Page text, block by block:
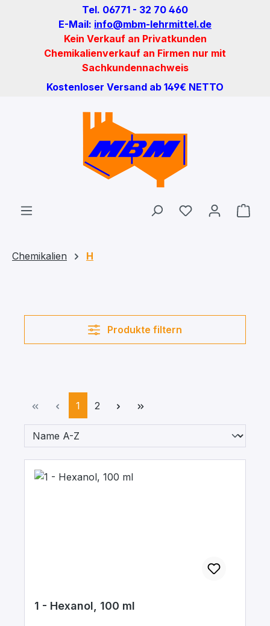
Zum Hauptinhalt springenTel. 06771 - 32 70 460
E-Mail: info@mbm-lehrmittel.de
Kein Verkauf an Privatkunden
Chemikalienverkauf an Firmen nur mit
Sachkundennachweis
Kostenloser Versand ab 149€ NETTO
Du hast 0
Chemikalien H
Produkte filtern
Seite
1 Seite
2
1 - Hexanol, 100 ml